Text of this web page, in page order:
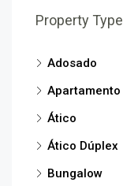
Property Type
Adosado
Apartamento
Ático
Ático Dúplex
Bungalow